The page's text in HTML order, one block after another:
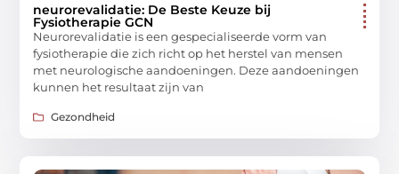
neurorevalidatie: De Beste Keuze bij
Fysiotherapie GCN
Neurorevalidatie is een gespecialiseerde vorm van
fysiotherapie die zich richt op het herstel van mensen
met neurologische aandoeningen. Deze aandoeningen
kunnen het resultaat zijn van
Gezondheid